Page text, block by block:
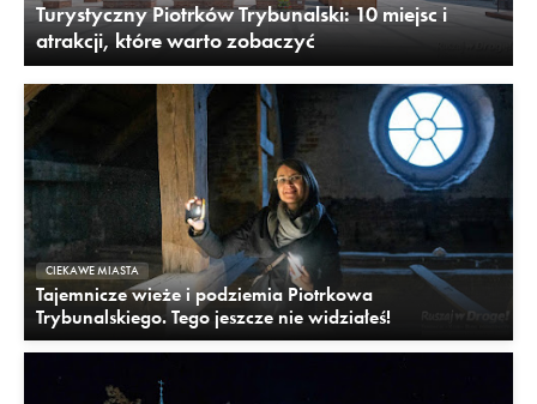
Turystyczny Piotrków Trybunalski: 10 miejsc i
atrakcji, które warto zobaczyć
CIEKAWE MIASTA
Tajemnicze wieże i podziemia Piotrkowa
Trybunalskiego. Tego jeszcze nie widziałeś!